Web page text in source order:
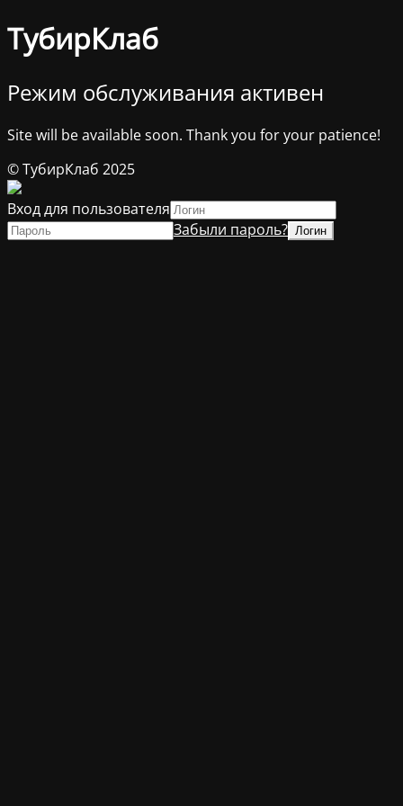
ТубирКлаб
Режим обслуживания активен
Site will be available soon. Thank you for your patience!
© ТубирКлаб 2025
Вход для пользователя
Забыли пароль?